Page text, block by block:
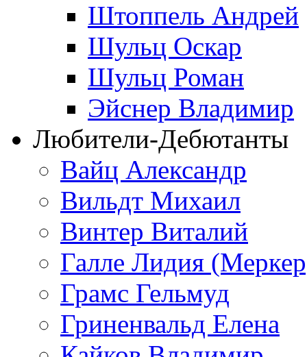
Штоппель Андрей
Шульц Оскар
Шульц Роман
Эйснер Владимир
Любители-Дебютанты
Вайц Александр
Вильдт Михаил
Винтер Виталий
Галле Лидия
Грамс Гельмуд
Гриненвальд Елена